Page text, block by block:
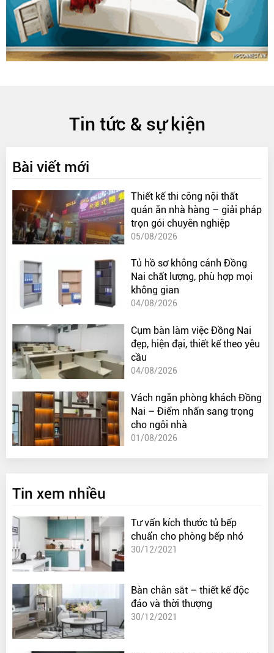
Tin tức & sự kiện
Bài viết mới
Thiết kế thi công nội thất
quán ăn nhà hàng – giải pháp
trọn gói chuyên nghiệp
05/08/2026
Tủ hồ sơ không cánh Đồng
Nai chất lượng, phù hợp mọi
không gian
04/08/2026
Cụm bàn làm việc Đồng Nai
đẹp, hiện đại, thiết kế theo yêu
cầu
04/08/2026
Vách ngăn phòng khách Đồng
Nai – Điểm nhấn sang trọng
cho ngôi nhà
01/08/2026
Tin xem nhiều
Tư vấn kích thước tủ bếp
chuẩn cho phòng bếp nhỏ
30/12/2021
Bàn chân sắt – thiết kế độc
đáo và thời thượng
30/12/2021